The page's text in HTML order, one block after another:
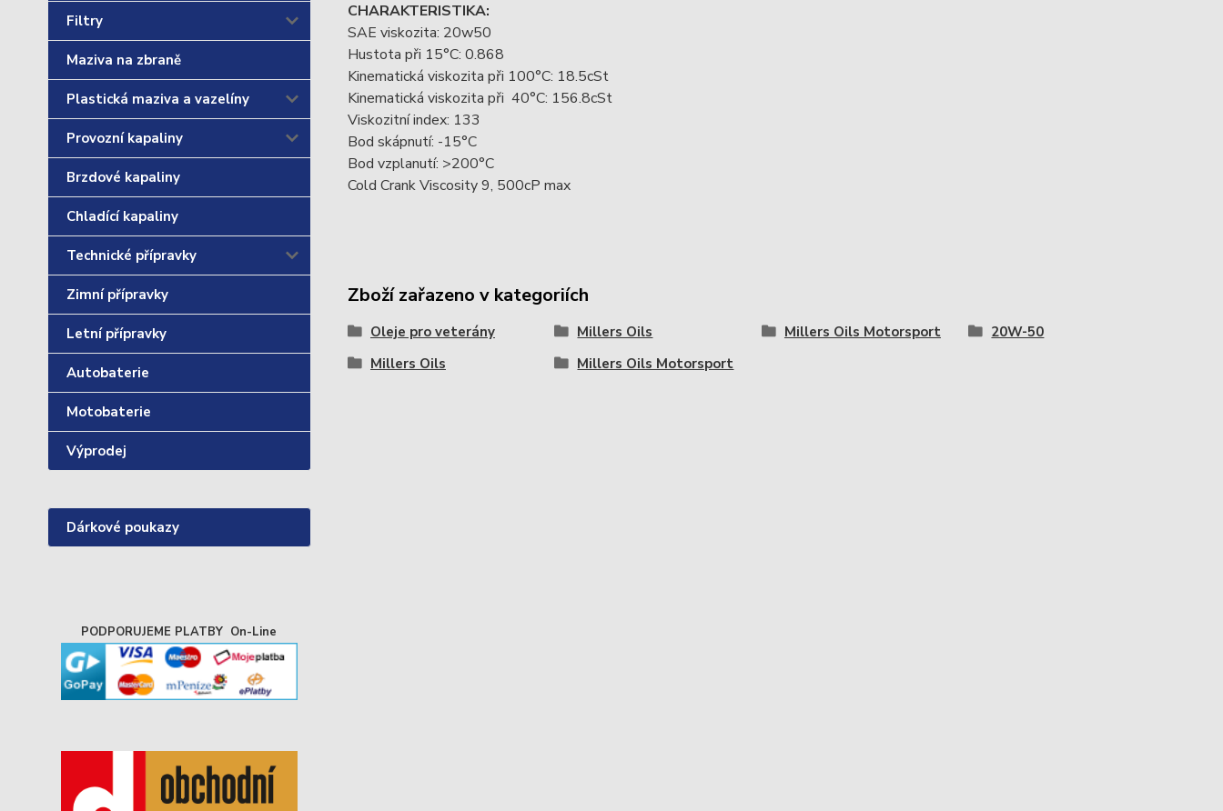
Filtry
Maziva na zbraně
Plastická maziva a vazelíny
Provozní kapaliny
Brzdové kapaliny
Chladící kapaliny
Technické přípravky
Zimní přípravky
Letní přípravky
Autobaterie
Motobaterie
Výprodej
Dárkové poukazy
PODPORUJEME PLATBY On-Line
CHARAKTERISTIKA:
SAE viskozita: 20w50
Hustota při 15°C: 0.868
Kinematická viskozita při 100°C: 18.5cSt
Kinematická viskozita při 40°C: 156.8cSt
Viskozitní index: 133
Bod skápnutí: -15°C
Bod vzplanutí: >200°C
Cold Crank Viscosity 9, 500cP max
Zboží zařazeno v kategoriích
Oleje pro veterány Millers Oils Millers Oils Motorsport
20W-50
Millers Oils
Millers Oils Motorsport